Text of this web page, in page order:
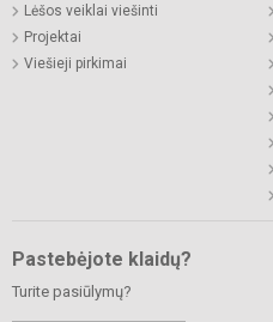
Lėšos veiklai viešinti
Projektai
Viešieji pirkimai
Pastebėjote klaidų?
Turite pasiūlymų?